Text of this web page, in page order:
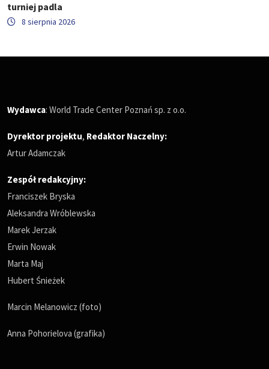
turniej padla
8 sierpnia 2026
Wydawca: World Trade Center Poznań sp. z o.o.
Dyrektor projektu, Redaktor Naczelny:
Artur Adamczak
Zespół redakcyjny:
Franciszek Bryska
Aleksandra Wróblewska
Marek Jerzak
Erwin Nowak
Marta Maj
Hubert Śnieżek
Marcin Melanowicz (foto)
Anna Pohorielova (grafika)